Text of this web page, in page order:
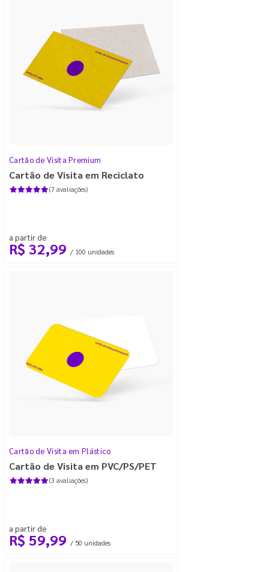
Cartão de Visita Premium
Cartão de Visita em Reciclato
(7 avaliações)
a partir de
R$ 32,99 / 100 unidades
Cartão de Visita em Plástico
Cartão de Visita em PVC/PS/PET
(3 avaliações)
a partir de
R$ 59,99 / 50 unidades